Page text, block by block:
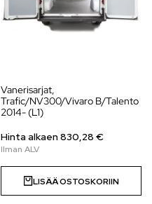
Vanerisarjat,
Trafic/NV300/Vivaro B/Talento
2014- (L1)
Hinta alkaen830,28 €
LISÄÄ OSTOSKORIIN